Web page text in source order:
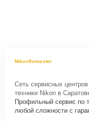
Nikonfixmaster
Сеть сервисных
техники Nikon в
Профильный сервис по
любой сложности с